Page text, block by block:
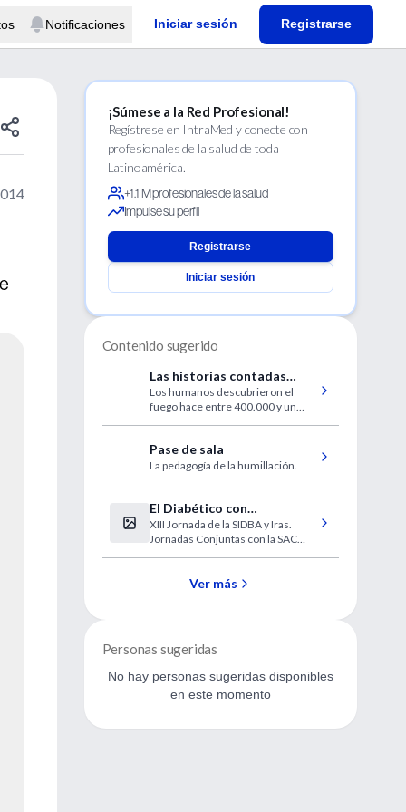
Notificaciones Iniciar sesión Registrarse
¡Súmese a la Red Profesional!
Regístrese en IntraMed y conecte con
profesionales de la salud de toda
Latinoamérica.
+1.1 M profesionales de la salud
Impulse su perfil
Registrarse
Iniciar sesión
Contenido sugerido
Las historias contadas
alrededor del fuego
Los humanos descubrieron el
fuego hace entre 400.000 y un
defenderse de depredadores e
iluminar la oscuridad.
Pase de sala
La pedagogía de la humillación.
El Diabético con
Enfermedad Cardiovascular
XIII Jornada de la SIDBA y Iras.
Jornadas Conjuntas con la SAC
cardiovascular
Ver más
Personas sugeridas
No hay personas sugeridas disponibles
en este momento